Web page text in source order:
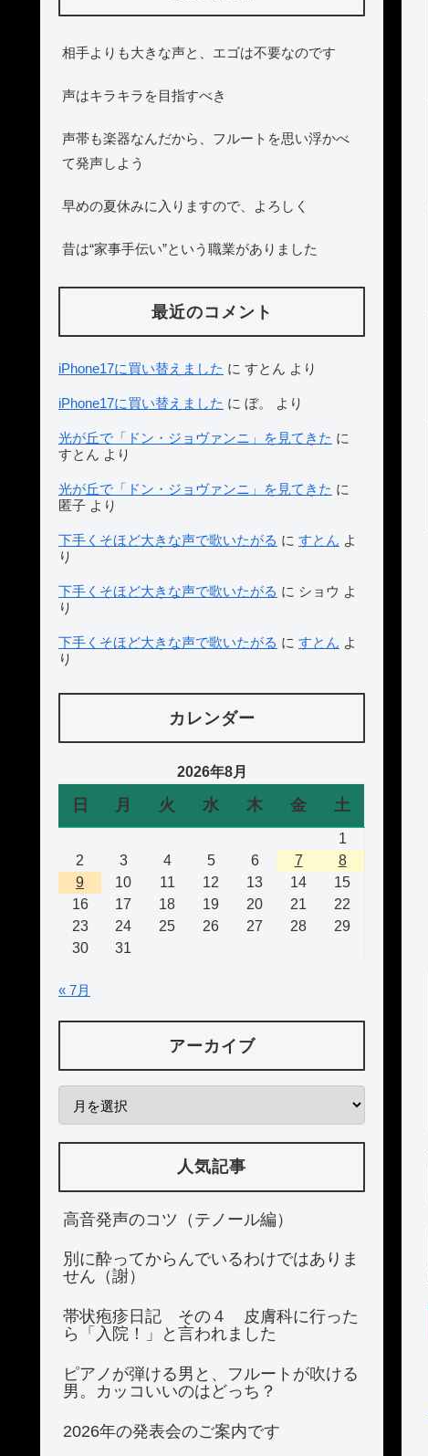
相手よりも大きな声と、エゴは不要なのです
声はキラキラを目指すべき
声帯も楽器なんだから、フルートを思い浮かべ
て発声しよう
早めの夏休みに入りますので、よろしく
昔は“家事手伝い”という職業がありました
最近のコメント
iPhone17に買い替えました に すとん より
iPhone17に買い替えました に ぼ。 より
光が丘で「ドン・ジョヴァンニ」を見てきた に
すとん より
光が丘で「ドン・ジョヴァンニ」を見てきた に
匿子 より
下手くそほど大きな声で歌いたがる に すとん よ
り
下手くそほど大きな声で歌いたがる に ショウ よ
り
下手くそほど大きな声で歌いたがる に すとん よ
り
カレンダー
2026年8月
日 月 火 水 木 金 土
1
2
3 4 5 6 7
8
9
10 11 12 13 14
15
16
17 18 19 20 21
22
23
24 25 26 27 28
29
30
31
« 7月
アーカイブ
人気記事
高音発声のコツ（テノール編）
別に酔ってからんでいるわけではありま
せん（謝）
帯状疱疹日記 その４ 皮膚科に行った
ら「入院！」と言われました
ピアノが弾ける男と、フルートが吹ける
男。カッコいいのはどっち？
2026年の発表会のご案内です